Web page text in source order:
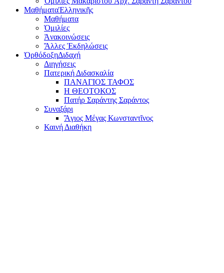
ΜαθήματαἙλληνικῆς
Μαθήματα
Ὁμιλίες
Ἀνακοινώσεις
Ἄλλες Ἐκδηλώσεις
ὈρθόδοξηΔιδαχή
Διηγήσεις
Πατερική Διδασκαλία
ΠΑΝΑΓΙΟΣ ΤΑΦΟΣ
Η ΘΕΟΤΟΚΟΣ
Πατήρ Σαράντης Σαράντος
Συναξάρι
Ἅγιος Μέγας Κωνσταντῖνος
Καινή Διαθήκη